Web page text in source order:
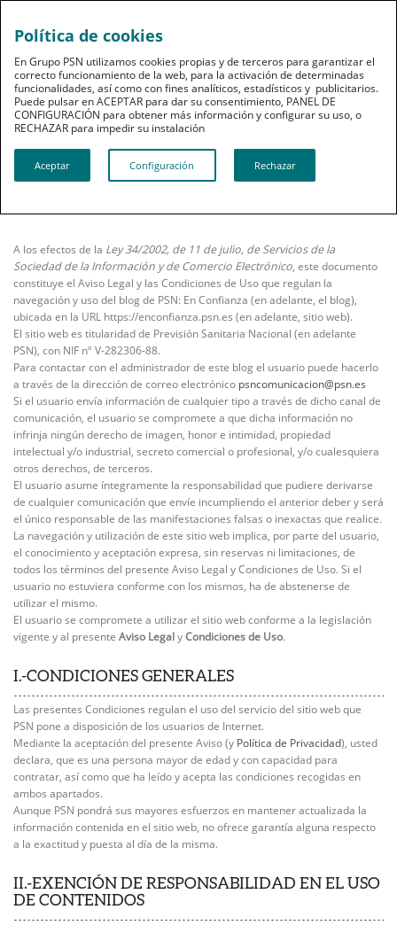
Información para el usuario
Aviso Legal
A los efectos de la Ley 34/2002, de 11 de julio, de Servicios de la
Sociedad de la Información y de Comercio Electrónico, este documento
constituye el Aviso Legal y las Condiciones de Uso que regulan la
navegación y uso del blog de PSN: En Confianza (en adelante, el blog),
ubicada en la URL https://enconfianza.psn.es (en adelante, sitio web).
El sitio web es titularidad de Previsión Sanitaria Nacional (en adelante
PSN), con NIF nº V-282306-88.
Para contactar con el administrador de este blog el usuario puede hacerlo
a través de la dirección de correo electrónico psncomunicacion@psn.es
Si el usuario envía información de cualquier tipo a través de dicho canal de
comunicación, el usuario se compromete a que dicha información no
infrinja ningún derecho de imagen, honor e intimidad, propiedad
intelectual y/o industrial, secreto comercial o profesional, y/o cualesquiera
otros derechos, de terceros.
El usuario asume íntegramente la responsabilidad que pudiere derivarse
de cualquier comunicación que envíe incumpliendo el anterior deber y será
el único responsable de las manifestaciones falsas o inexactas que realice.
La navegación y utilización de este sitio web implica, por parte del usuario,
el conocimiento y aceptación expresa, sin reservas ni limitaciones, de
todos los términos del presente Aviso Legal y Condiciones de Uso. Si el
usuario no estuviera conforme con los mismos, ha de abstenerse de
utilizar el mismo.
El usuario se compromete a utilizar el sitio web conforme a la legislación
vigente y al presente Aviso LegalyCondiciones de Uso.
I.-CONDICIONES GENERALES
Las presentes Condiciones regulan el uso del servicio del sitio web que
PSN pone a disposición de los usuarios de Internet.
Mediante la aceptación del presente Aviso (y Política de Privacidad), usted
declara, que es una persona mayor de edad y con capacidad para
contratar, así como que ha leído y acepta las condiciones recogidas en
ambos apartados.
Aunque PSN pondrá sus mayores esfuerzos en mantener actualizada la
información contenida en el sitio web, no ofrece garantía alguna respecto
a la exactitud y puesta al día de la misma.
II.-EXENCIÓN DE RESPONSABILIDAD EN EL USO
DE CONTENIDOS
Política de cookies
En Grupo PSN utilizamos cookies propias y de terceros para garantizar el
correcto funcionamiento de la web, para la activación de determinadas
funcionalidades, así como con fines analíticos, estadísticos y publicitarios.
Puede pulsar en ACEPTAR para dar su consentimiento, PANEL DE
CONFIGURACIÓN para obtener más información y configurar su uso, o
RECHAZAR para impedir su instalación​​​​​​​
Aceptar Configuración Rechazar